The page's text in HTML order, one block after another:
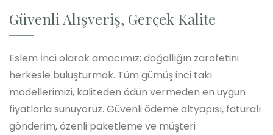
Güvenli Alışveriş, Gerçek Kalite
Eslem İnci olarak amacımız; doğallığın zarafetini
herkesle buluşturmak. Tüm gümüş inci takı
modellerimizi, kaliteden ödün vermeden en uygun
fiyatlarla sunuyoruz. Güvenli ödeme altyapısı, faturalı
gönderim, özenli paketleme ve müşteri